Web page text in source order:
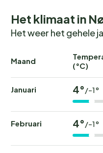
Het klimaat in
Het weer het gehele
Maand
(°C)
Januari 4°/-1°
Februari 4°/-1°